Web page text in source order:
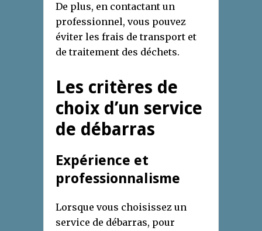
De plus, en contactant un
professionnel, vous pouvez
éviter les frais de transport et
de traitement des déchets.
Les critères de
choix d’un service
de débarras
Expérience et
professionnalisme
Lorsque vous choisissez un
service de débarras, pour